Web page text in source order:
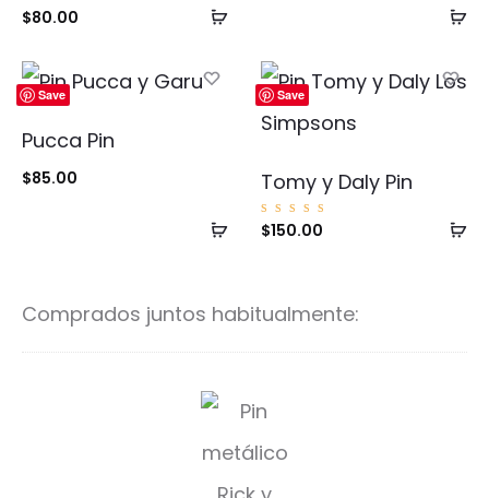
Añadir
carrito
$80.00
Save
Añadir
Pucca Pin
$85.00
Save
Tomy y Daly Pin
Valorad
o con
$150.00
Comprados juntos habitualmente:
R
i
c